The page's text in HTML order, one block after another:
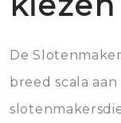
De
breed scala